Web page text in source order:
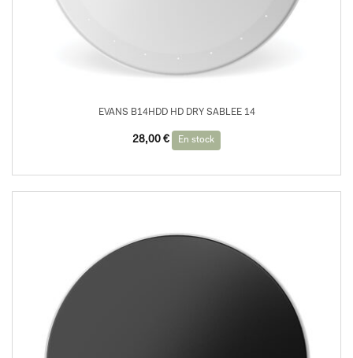
EVANS B14HDD HD DRY SABLEE 14
28,00 € En stock